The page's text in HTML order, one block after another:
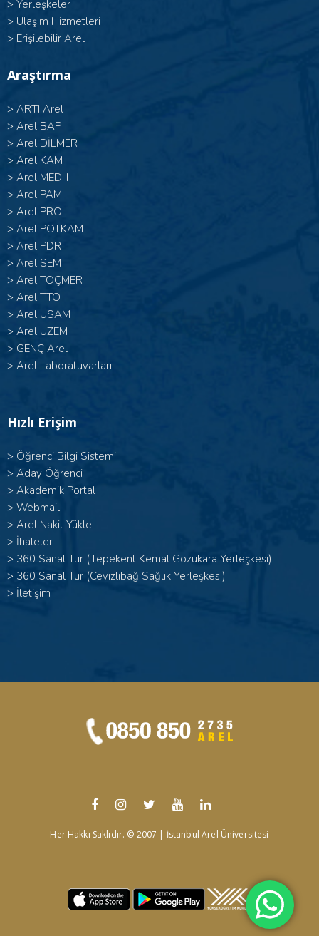
> Yerleşkeler
> Ulaşım Hizmetleri
> Erişilebilir Arel
Araştırma
> ARTI Arel
> Arel BAP
> Arel DİLMER
> Arel KAM
> Arel MED-I
> Arel PAM
> Arel PRO
> Arel POTKAM
> Arel PDR
> Arel SEM
> Arel TOÇMER
> Arel TTO
> Arel USAM
> Arel UZEM
> GENÇ Arel
> Arel Laboratuvarları
Hızlı Erişim
> Öğrenci Bilgi Sistemi
> Aday Öğrenci
> Akademik Portal
> Webmail
> Arel Nakit Yükle
> İhaleler
> 360 Sanal Tur (Tepekent Kemal Gözükara Yerleşkesi)
> 360 Sanal Tur (Cevizlibağ Sağlık Yerleşkesi)
> İletişim
Her Hakkı Saklıdır. © 2007 | İstanbul Arel Üniversitesi